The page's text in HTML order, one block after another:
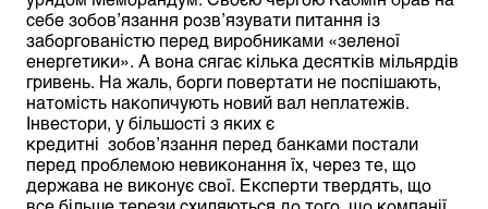
себе зобов’язання розв’язувати питання із
заборгованістю перед виробниками «зеленої
енергетики». А вона сягає кілька десятків мільярдів
гривень. На жаль, борги повертати не поспішають,
натомість накопичують новий вал неплатежів.
Інвестори, у більшості з яких є
кредитні зобов’язання перед банками постали
перед проблемою невиконання їх, через те, що
держава не виконує свої. Експерти твердять, що
все більше терези схиляються до того, що компанії